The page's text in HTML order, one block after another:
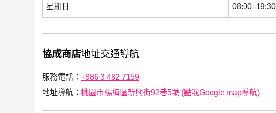
星期日 08:00–19:30
協成商店地址交通導航
服務電話： +886 3 482 7159
地址導航： 桃園市楊梅區新興街92巷5號 (點我Google map導航)